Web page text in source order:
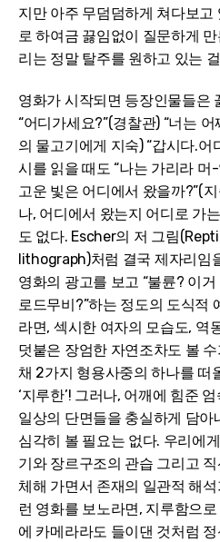
지만 아주 무덤덤하게 쳐다보
로 하여금 끓임없이 질문하게
리는 정말 탈주를 원하고 있는
영화가 시작되면 등장인물들은
“어디가세요?”(경찰관) “너는
의 물고기에게 지숙) “갑시다.
시를 읽을 때도 “나는 가리라 머
고운 빛은 어디에서 왔을까?”(
나, 어디에서 왔는지 어디로 가
도 없다. Escher의 저 그림
lithograph)처럼 결국 제자리임
영화의 광고를 보고 “불륜? 이
로드무비?”하는 정도의 도식적
라면, 섹시한 여자의 모습도, 역
덧붙은 장엄한 자연조차도 볼
채 2가지 형용사중의 하나를 떠
‘지루한’! 그러나, 어깨에 힘준
일상의 단면들을 충실하게 담아
심각히 볼 필요는 없다. 우리에
기와 장르구조의 관습 그리고
체해 가면서 존재의 일관적 해
런 영화를 보노라면, 지루함으
에 카메라라도 들이댄 것처럼